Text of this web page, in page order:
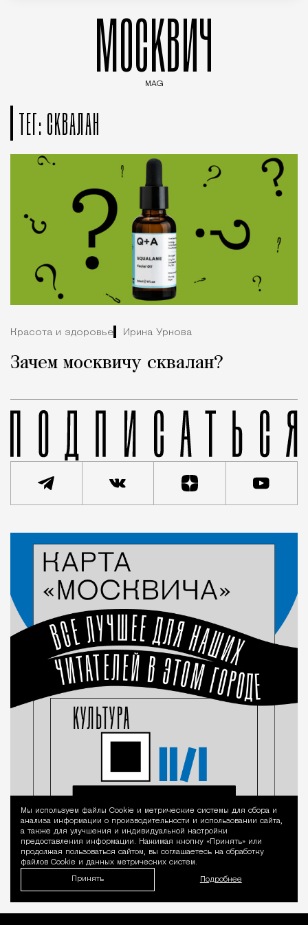
МОСКВИЧ
MAG
ТЕГ: СКВАЛАН
Красота и здоровье Ирина Урнова
Зачем москвичу сквалан?
Уведомление
Мы используем файлы Сookie и метрические системы для сбора и
анализа информации о производительности и использовании сайта,
а также для улучшения и индивидуальной настройки
предоставления информации. Нажимая кнопку «Принять» или
продолжая пользоваться сайтом, вы соглашаетесь на обработку
файлов Cookie и данных метрических систем.
Принять Подробнее